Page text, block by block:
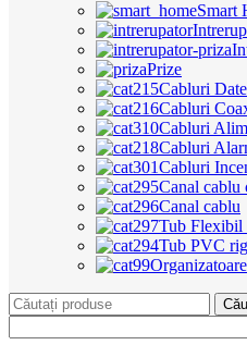
Smart
Prize
Cabluri Date
Cabluri
Cabluri
Cabluri
Cabluri
Canal cablu
Canal cablu
Tub Flexibil
Tub PVC